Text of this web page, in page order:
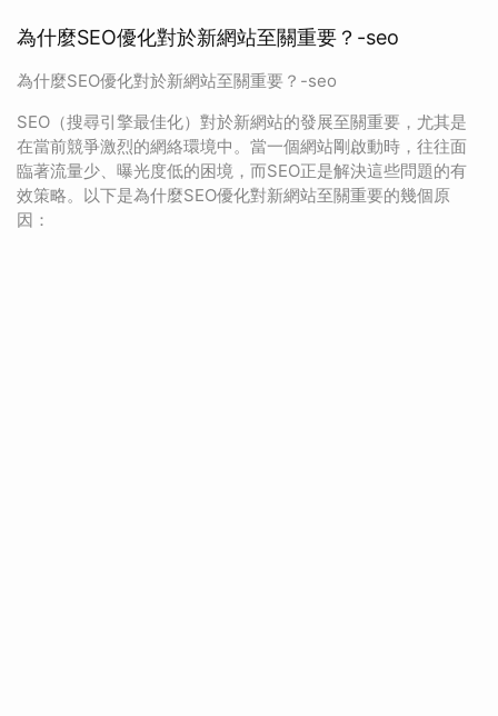
為什麼SEO優化對於新網站至關重要？-seo
為什麼SEO優化對於新網站至關重要？-seo
SEO（搜尋引擎最佳化）對於新網站的發展至關重要，尤其是
在當前競爭激烈的網絡環境中。當一個網站剛啟動時，往往面
臨著流量少、曝光度低的困境，而SEO正是解決這些問題的有
效策略。以下是為什麼SEO優化對新網站至關重要的幾個原
因：